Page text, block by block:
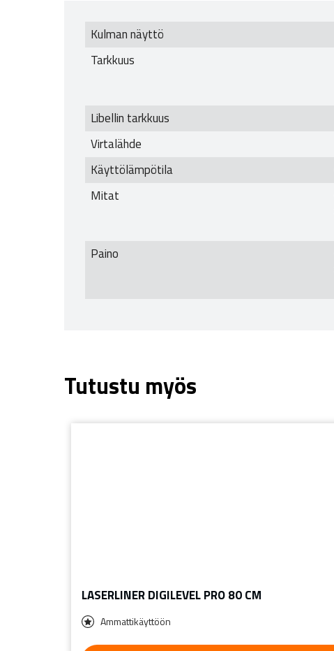
Kulman näyttö
Tarkkuus
Libellin tarkkuus
Virtalähde
Käyttölämpötila
Mitat
Paino
Tutustu myös
LASERLINER DIGILEVEL PRO 80 CM
Ammattikäyttöön